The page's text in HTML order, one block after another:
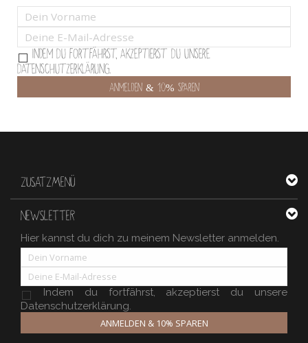
Indem Du fortfährst, akzeptierst Du unsere
Datenschutzerklärung.
ZUSATZMENÜ
NEWSLETTER
Hier kannst du dich zu meinem Newsletter anmelden.
Indem du fortfährst, akzeptierst du unsere
Datenschutzerklärung.
ANMELDEN & 10% SPAREN